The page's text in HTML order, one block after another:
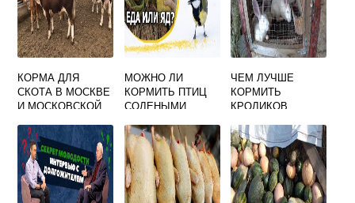
КОРМА ДЛЯ
СКОТА В МОСКВЕ
И МОСКОВСКОЙ
МОЖНО ЛИ
КОРМИТЬ ПТИЦ
СОЛЕНЫМИ
ЧЕМ ЛУЧШЕ
КОРМИТЬ
КРОЛИКОВ
ИЛИ ЗЕРНОМ